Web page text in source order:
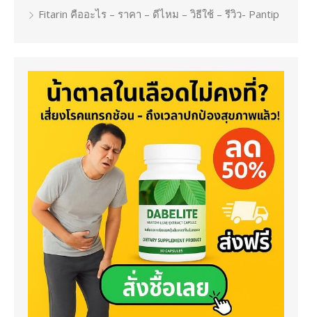
Fitarin คืออะไร – ราคา – ดีไหม – วิธีใช้ – รีวิว- Pantip